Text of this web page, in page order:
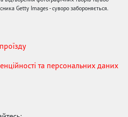
Getty Images - суворо забороняється.
та персональних даних